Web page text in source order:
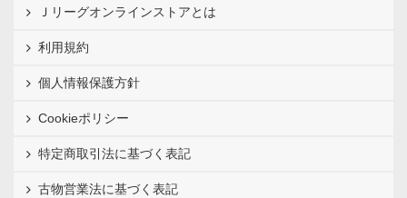
Ｊリーグオンラインストアとは
利用規約
個人情報保護方針
Cookieポリシー
特定商取引法に基づく表記
古物営業法に基づく表記